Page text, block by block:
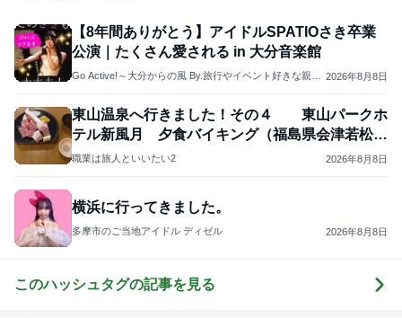
【8年間ありがとう】アイドルSPATIOさき卒業
公演｜たくさん愛される in 大分音楽館
Go Active!～大分からの風 By.旅行やイベント好きな親方
2026年8月8日
東山温泉へ行きました！その４ 東山パークホ
テル新風月 夕食バイキング（福島県会津若松
市）
職業は旅人といいたい2 2026年8月8日
横浜に行ってきました。
多摩市のご当地アイドル ディゼル 2026年8月8日
このハッシュタグの記事を見る